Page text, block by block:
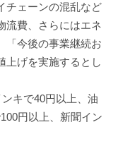
チェーンの混乱など
流費、さらにはエネ
「今後の事業継続お
上げを実施するとし
キで40円以上、油
円以上、新聞イン